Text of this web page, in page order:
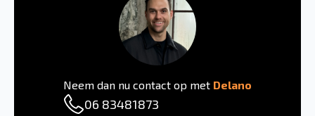
Neem dan nu contact op met Delano
06 83481873